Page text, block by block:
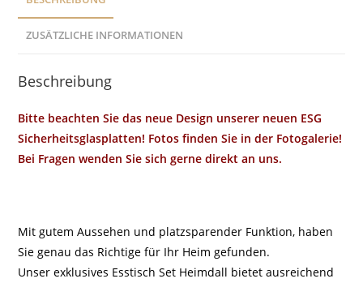
ZUSÄTZLICHE INFORMATIONEN
Beschreibung
Bitte beachten Sie das neue Design unserer neuen ESG
Sicherheitsglasplatten! Fotos finden Sie in der Fotogalerie!
Bei Fragen wenden Sie sich gerne direkt an uns.
Mit gutem Aussehen und platzsparender Funktion, haben
Sie genau das Richtige für Ihr Heim gefunden.
Unser exklusives Esstisch Set Heimdall bietet ausreichend